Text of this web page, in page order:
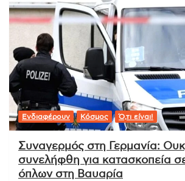
Ενδιαφέρουν Κόσμος Ό,τι είναι!
Συναγερμός στη Γερμανία:
συνελήφθη για κατασκοπεία σε
όπλων στη Βαυαρία